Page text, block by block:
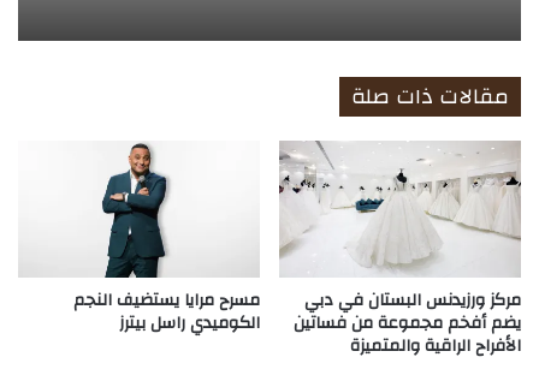
مقالات ذات صلة
مركز ورزيدنس البستان في دبي
يضم أفخم مجموعة من فساتين
الأفراح الراقية والمتميزة
مسرح مرايا يستضيف النجم
الكوميدي راسل بيترز